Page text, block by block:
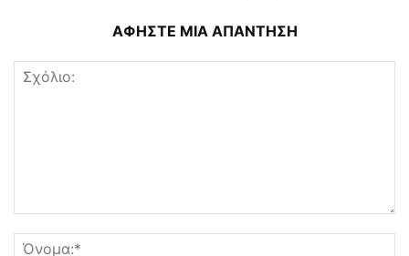
ΑΦΗΣΤΕ ΜΙΑ ΑΠΑΝΤΗΣΗ